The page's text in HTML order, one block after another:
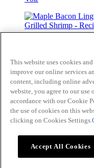
Voir
Passer au contenu
Produits Billy Bee®
RedHot®
Kitchen® Échanges
Recettes Hors-d’œuvre
d’accompagnement
This website uses cookies
improve our online services
content, including online
website, you agree to our
accordance with our Cookie
the use of cookies on this
clicking on Cookies Settings.
Accept All Cookies